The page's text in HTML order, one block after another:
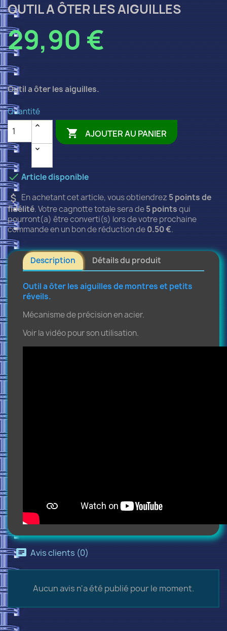
OUTIL A ÔTER LES AIGUILLES
29,90 €
Outil a ôter les aiguilles.
Quantité
 AJOUTER AU PANIER
Article disponible
attach_moneyEn achetant cet article, vous obtiendrez5points de
fidélité. Votre cagnotte totale sera de5pointsqui
pourront(a) être converti(s) lors de votre prochaine
commande en un bon de réduction de0.50 €.
Description Détails du produit
Outil a ôter les aiguilles de montres et petits
réveils.
Mécanisme de précision en acier.
Voir la vidéo pour son utilisation.
Avis clients (0)
Aucun avis n'a été publié pour le moment.